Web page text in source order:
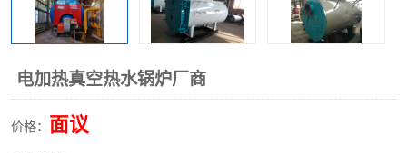
电加热真空热水锅炉厂商
价格： 面议